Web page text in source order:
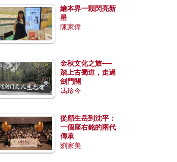
繪本界一顆閃亮新
星
陳家偉
金秋文化之旅──
踏上古蜀道，走過
劍門關
馮珍今
從顧生岳到沈平：
一個座右銘的兩代
傳承
劉家美